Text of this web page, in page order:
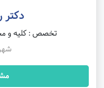
دکتر
تخصص : کلیه و